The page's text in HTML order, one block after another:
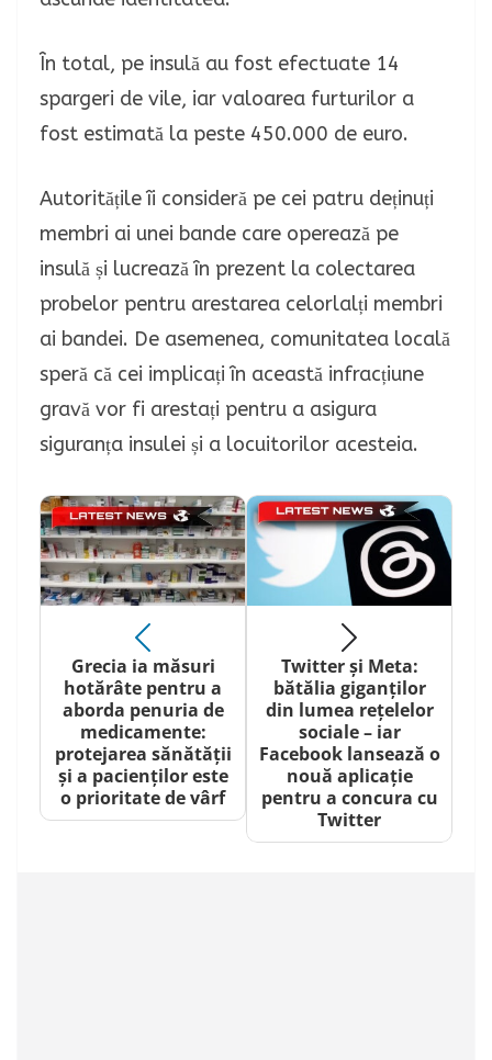
În total, pe insulă au fost efectuate 14
spargeri de vile, iar valoarea furturilor a
fost estimată la peste 450.000 de euro.
Autoritățile îi consideră pe cei patru deținuți
membri ai unei bande care operează pe
insulă și lucrează în prezent la colectarea
probelor pentru arestarea celorlalți membri
ai bandei. De asemenea, comunitatea locală
speră că cei implicați în această infracțiune
gravă vor fi arestați pentru a asigura
siguranța insulei și a locuitorilor acesteia.
Grecia ia măsuri
hotărâte pentru a
aborda penuria de
medicamente:
protejarea sănătății
și a pacienților este
o prioritate de vârf
Twitter și Meta:
bătălia giganților
din lumea rețelelor
sociale – iar
Facebook lansează o
nouă aplicație
pentru a concura cu
Twitter